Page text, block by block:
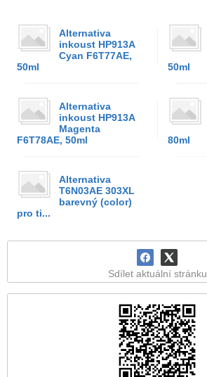
Alternativa
inkoust HP913A
Cyan F6T77AE,
50ml
50ml
Alternativa
inkoust HP913A
Magenta
F6T78AE, 50ml
80ml
Alternativa
T6N03AE 303XL
barevný (color)
pro ti...
Sdílet aktuální stránku